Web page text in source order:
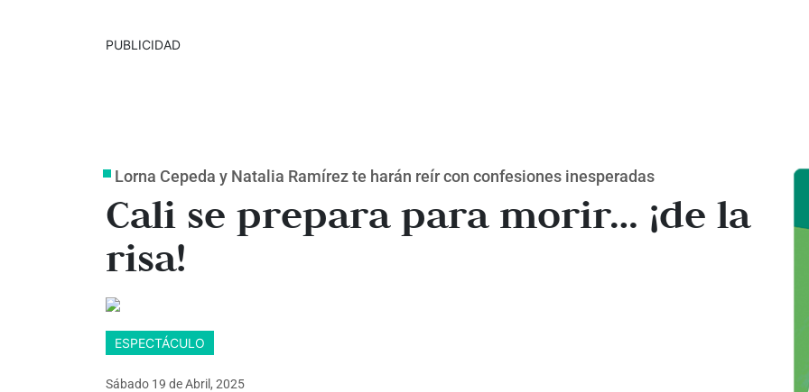
PUBLICIDAD
Lorna Cepeda y Natalia Ramírez te harán reír con confesiones inesperadas
Cali se prepara para morir… ¡de la
risa!
ESPECTÁCULO
Sábado 19 deAbril, 2025